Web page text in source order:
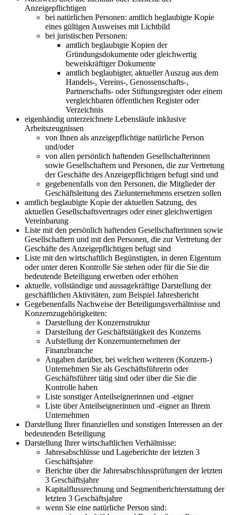
Anzeigepflichtigen
bei natürlichen Personen: amtlich beglaubigte Kopie
eines gültigen Ausweises mit Lichtbild
bei juristischen Personen:
amtlich beglaubigte Kopien der
Gründungsdokumente oder gleichwertig
beweiskräftiger Dokumente
amtlich beglaubigter, aktueller Auszug aus dem
Handels-, Vereins-, Genossenschafts-,
Partnerschafts- oder Stiftungsregister oder einem
vergleichbaren öffentlichen Register oder
Verzeichnis
eigenhändig unterzeichnete Lebensläufe inklusive
Arbeitszeugnissen
von Ihnen als anzeigepflichtige natürliche Person
und/oder
von allen persönlich haftenden Gesellschafterinnen
sowie Gesellschaftern und Personen, die zur Vertretung
der Geschäfte des Anzeigepflichtigen befugt sind und
gegebenenfalls von den Personen, die Mitglieder der
Geschäftsleitung des Zielunternehmens ersetzen sollen
amtlich beglaubigte Kopie der aktuellen Satzung, des
aktuellen Gesellschaftsvertrages oder einer gleichwertigen
Vereinbarung
Liste mit den persönlich haftenden Gesellschafterinnen sowie
Gesellschaftern und mit den Personen, die zur Vertretung der
Geschäfte des Anzeigepflichtigen befugt sind
Liste mit den wirtschaftlich Begünstigten, in deren Eigentum
oder unter deren Kontrolle Sie stehen oder für die Sie die
bedeutende Beteiligung erwerben oder erhöhen
aktuelle, vollständige und aussagekräftige Darstellung der
geschäftlichen Aktivitäten, zum Beispiel Jahresbericht
Gegebenenfalls Nachweise der Beteiligungsverhältnisse und
Konzernzugehörigkeiten:
Darstellung der Konzernstruktur
Darstellung der Geschäftstätigkeit des Konzerns
Aufstellung der Konzernunternehmen der
Finanzbranche
Angaben darüber, bei welchen weiteren (Konzern-)
Unternehmen Sie als Geschäftsführerin oder
Geschäftsführer tätig sind oder über die Sie die
Kontrolle haben
Liste sonstiger Anteilseignerinnen und -eigner
Liste über Anteilseignerinnen und -eigner an Ihrem
Unternehmen
Darstellung Ihrer finanziellen und sonstigen Interessen an der
bedeutenden Beteiligung
Darstellung Ihrer wirtschaftlichen Verhältnisse:
Jahresabschlüsse und Lageberichte der letzten 3
Geschäftsjahre
Berichte über die Jahresabschlussprüfungen der letzten
3 Geschäftsjahre
Kapitalflussrechnung und Segmentberichterstattung der
letzten 3 Geschäftsjahre
wenn Sie eine natürliche Person sind: